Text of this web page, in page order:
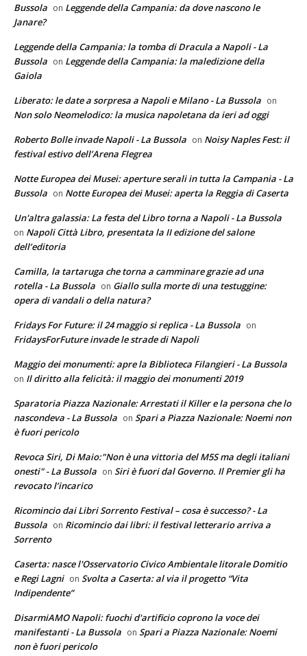
Bussola on Leggende della Campania: da dove nascono le
Janare?
Leggende della Campania: la tomba di Dracula a Napoli - La
Bussola on Leggende della Campania: la maledizione della
Gaiola
Liberato: le date a sorpresa a Napoli e Milano - La Bussola on
Non solo Neomelodico: la musica napoletana da ieri ad oggi
Roberto Bolle invade Napoli - La Bussola on Noisy Naples Fest: il
festival estivo dell’Arena Flegrea
Notte Europea dei Musei: aperture serali in tutta la Campania - La
Bussola on Notte Europea dei Musei: aperta la Reggia di Caserta
Un'altra galassia: La festa del Libro torna a Napoli - La Bussola
on Napoli Città Libro, presentata la II edizione del salone
dell’editoria
Camilla, la tartaruga che torna a camminare grazie ad una
rotella - La Bussola on Giallo sulla morte di una testuggine:
opera di vandali o della natura?
Fridays For Future: il 24 maggio si replica - La Bussola on
FridaysForFuture invade le strade di Napoli
Maggio dei monumenti: apre la Biblioteca Filangieri - La Bussola
on Il diritto alla felicità: il maggio dei monumenti 2019
Sparatoria Piazza Nazionale: Arrestati il Killer e la persona che lo
nascondeva - La Bussola on Spari a Piazza Nazionale: Noemi non
è fuori pericolo
Revoca Siri, Di Maio:"Non è una vittoria del M5S ma degli italiani
onesti" - La Bussola on Siri è fuori dal Governo. Il Premier gli ha
revocato l’incarico
Ricomincio dai Libri Sorrento Festival – cosa è successo? - La
Bussola on Ricomincio dai libri: il festival letterario arriva a
Sorrento
Caserta: nasce l'Osservatorio Civico Ambientale litorale Domitio
e Regi Lagni on Svolta a Caserta: al via il progetto “Vita
Indipendente”
DisarmiAMO Napoli: fuochi d'artificio coprono la voce dei
manifestanti - La Bussola on Spari a Piazza Nazionale: Noemi
non è fuori pericolo